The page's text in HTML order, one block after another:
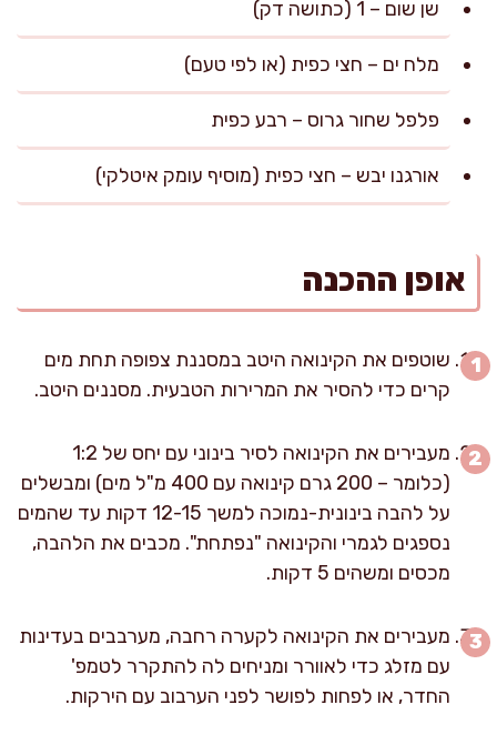
שן שום – 1 (כתושה דק)
מלח ים – חצי כפית (או לפי טעם)
פלפל שחור גרוס – רבע כפית
אורגנו יבש – חצי כפית (מוסיף עומק איטלקי)
אופן ההכנה
שוטפים את הקינואה היטב במסננת צפופה תחת מים
קרים כדי להסיר את המרירות הטבעית. מסננים היטב.
מעבירים את הקינואה לסיר בינוני עם יחס של 1:2
(כלומר – 200 גרם קינואה עם 400 מ"ל מים) ומבשלים
על להבה בינונית-נמוכה למשך 12-15 דקות עד שהמים
נספגים לגמרי והקינואה "נפתחת". מכבים את הלהבה,
מכסים ומשהים 5 דקות.
מעבירים את הקינואה לקערה רחבה, מערבבים בעדינות
עם מזלג כדי לאוורר ומניחים לה להתקרר לטמפ'
החדר, או לפחות לפושר לפני הערבוב עם הירקות.